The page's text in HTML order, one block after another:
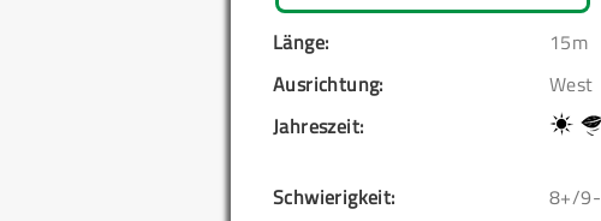
Länge:
15m
Ausrichtung:
West
Jahreszeit:
Schwierigkeit: 8+/9-